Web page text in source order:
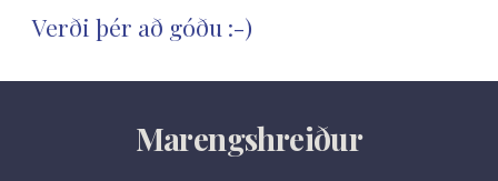
Verði þér að góðu :-)
Marengshreiður